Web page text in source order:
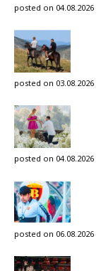
posted on 04.08.2026
posted on 03.08.2026
posted on 04.08.2026
posted on 06.08.2026